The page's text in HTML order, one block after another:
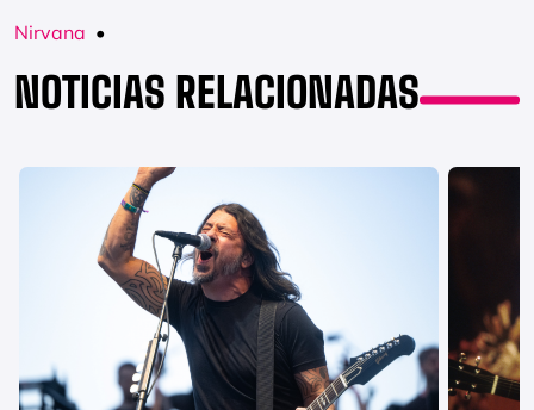
Nirvana •
NOTICIAS RELACIONADAS